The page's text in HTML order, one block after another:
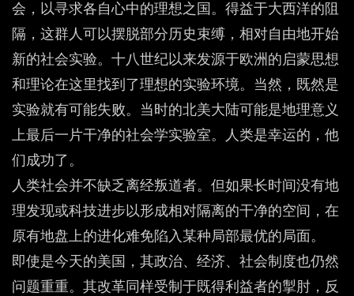
会，以寻求各自心中的理想之国。得益于大西洋的阻
隔，这群人可以摆脱部分历史束缚，相对自由地开始
新的社会实验。十八世纪以来发源于欧洲的启蒙思想
和理论在这里找到了理想的实验环境。 当然，既然是
实验就有可能失败。当时的北美大陆可能是地理意义
上最后一片干净的社会学实验室。人类是幸运的，他
们成功了。
人类社会并不缺乏离经叛道者。但如果长时间没有地
理发现或科技进步以形成相对隔离的干净的空间，在
原有地盘上的进化难免陷入某种局部最优的局面。
即使是今天的美国，其政治、经济、社会制度也仍然
问题重重。其改革同样受制于既得利益者的掣肘，反